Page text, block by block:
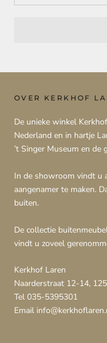
OVER KERKHOF
De unieke winkel
Nederland en in hartje
’t Singer Museum en de
In de showroom vindt u
aangenamer te maken.
buiten.
De collectie
vindt u zoveel
Kerkhof Laren
Naarderstraat 12-14,
Tel 035-5395301
Email